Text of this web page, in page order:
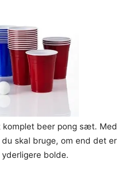
komplet beer pong sæt. Med
skal bruge, om end det er
bolde.